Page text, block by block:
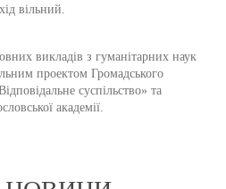
вільний.
викладів з гуманітарних наук
проектом Громадського
суспільство» та
академії.